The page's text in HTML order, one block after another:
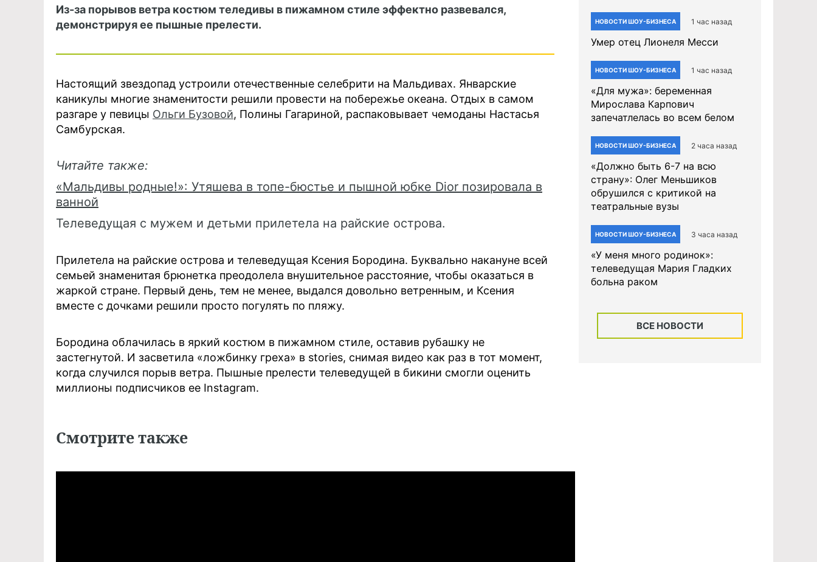
Из-за порывов ветра костюм теледивы в пижамном стиле эффектно развевался,
демонстрируя ее пышные прелести.
Настоящий звездопад устроили отечественные селебрити на Мальдивах. Январские
каникулы многие знаменитости решили провести на побережье океана. Отдых в самом
разгаре у певицы Ольги Бузовой, Полины Гагариной, распаковывает чемоданы Настасья
Самбурская.
Читайте также:
«Мальдивы родные!»: Утяшева в топе-бюстье и пышной юбке Dior позировала в
ванной
Телеведущая с мужем и детьми прилетела на райские острова.
Прилетела на райские острова и телеведущая Ксения Бородина. Буквально накануне всей
семьей знаменитая брюнетка преодолела внушительное расстояние, чтобы оказаться в
жаркой стране. Первый день, тем не менее, выдался довольно ветренным, и Ксения
вместе с дочками решили просто погулять по пляжу.
Бородина облачилась в яркий костюм в пижамном стиле, оставив рубашку не
застегнутой. И засветила «ложбинку греха» в stories, снимая видео как раз в тот момент,
когда случился порыв ветра. Пышные прелести телеведущей в бикини смогли оценить
миллионы подписчиков ее Instаgram.
Смотрите также
НОВОСТИ ШОУ-БИЗНЕСА 1 час назад
Умер отец Лионеля Месси
НОВОСТИ ШОУ-БИЗНЕСА 1 час назад
«Для мужа»: беременная
Мирослава Карпович
запечатлелась во всем белом
НОВОСТИ ШОУ-БИЗНЕСА 2 часа назад
«Должно быть 6-7 на всю
страну»: Олег Меньшиков
обрушился с критикой на
театральные вузы
НОВОСТИ ШОУ-БИЗНЕСА 3 часа назад
«У меня много родинок»:
телеведущая Мария Гладких
больна раком
ВСЕ НОВОСТИ